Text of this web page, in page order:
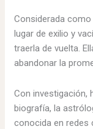
Considerada
lugar de exilio y
traerla de vuelta.
abandonar la
Con investigación,
biografía, la
conocida en redes